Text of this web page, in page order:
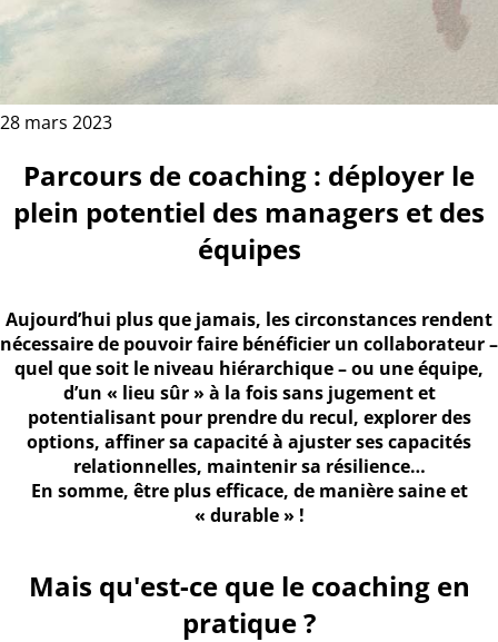
28 mars 2023
Parcours de coaching : déployer le
plein potentiel des managers et des
équipes
Aujourd’hui plus que jamais, les circonstances rendent
nécessaire de pouvoir faire bénéficier un collaborateur –
quel que soit le niveau hiérarchique – ou une équipe,
d’un « lieu sûr » à la fois sans jugement et
potentialisant pour prendre du recul, explorer des
options, affiner sa capacité à ajuster ses capacités
relationnelles, maintenir sa résilience…
En somme, être plus efficace, de manière saine et
« durable » !
Mais qu'est-ce que le coaching en
pratique ?